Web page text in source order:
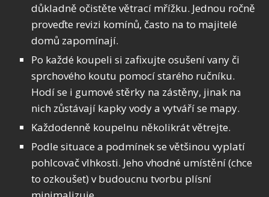
důkladně očistěte větrací mřížku. Jednou ročně
proveďte revizi komínů, často na to majitelé
domů zapomínají.
Po každé koupeli si zafixujte osušení vany či
sprchového koutu pomocí starého ručníku.
Hodí se i gumové stěrky na zástěny, jinak na
nich zůstávají kapky vody a vytváří se mapy.
Každodenně koupelnu několikrát větrejte.
Podle situace a podmínek se většinou vyplatí
pohlcovač vlhkosti. Jeho vhodné umístění (chce
to ozkoušet) v budoucnu tvorbu plísní